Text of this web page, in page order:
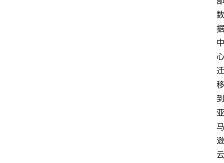
数
据
中
心
迁
移
到
亚
马
逊
云